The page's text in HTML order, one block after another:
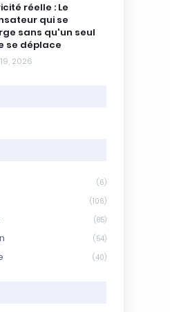
réelle : Le
qui se
sans qu'un seul
se déplace
2026
(6)
(106)
(85)
(54)
(40)